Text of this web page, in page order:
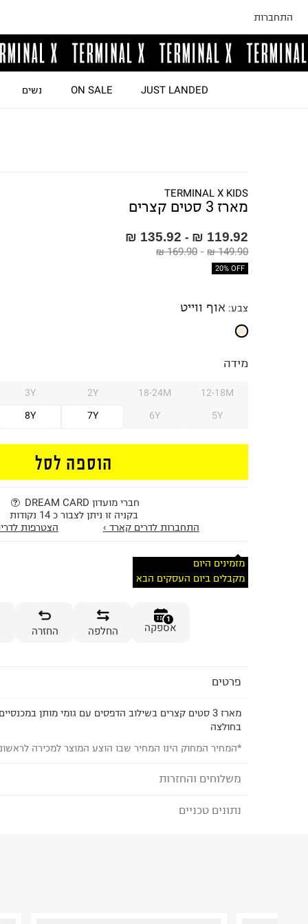
התחברות
JUST LANDED
ON SALE נשים
TERMINAL X KIDS
מארז 3 סטים קצרים
119.92 ₪
-
135.92 ₪
149.90 ₪
-
169.90 ₪
20% OFF
צבע: אוף ווייט
מידה
12-18M
18-24M
2Y
3Y
5Y
6Y
7Y
8Y
הוספה לסל
חברי מועדון DREAM CARD
בקניה זו ניתן לצבור כ 14 נקודות
התחברות לדרים קארד ›
הצטרפות
מזמינים היום
מקבלים ביום העסקים הבא
1
אספקה החלפה החזרה
פרטים
מארז 3 סטים קצרים בשילוב הדפסים עם גומי מותן
בחולצה
*המחיר המחוק הינו המחיר שבו הוצע המוצר למכירה
משלוחים והחזרות
לבחירת בשיטת המשלוח המתאימה לכם,
נתונים טכניים